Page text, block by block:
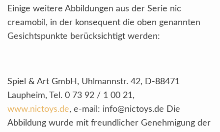
Einige weitere Abbildungen aus der Serie nic
creamobil, in der konsequent die oben genannten
Gesichtspunkte berücksichtigt werden:
Spiel & Art GmbH, Uhlmannstr. 42, D-88471
Laupheim, Tel. 0 73 92 / 1 00 21,
www.nictoys.de, e-mail: info@nictoys.de Die
Abbildung wurde mit freundlicher Genehmigung der